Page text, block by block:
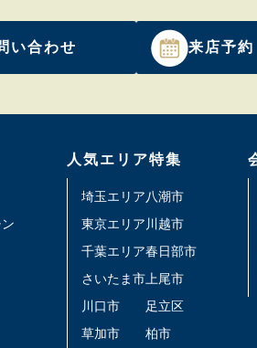
い合わせ 来店予約
人気エリア特集
埼玉エリア
東京エリア
千葉エリア
さいたま市
川口市
草加市
八潮市
川越市
春日部市
上尾市
足立区
柏市